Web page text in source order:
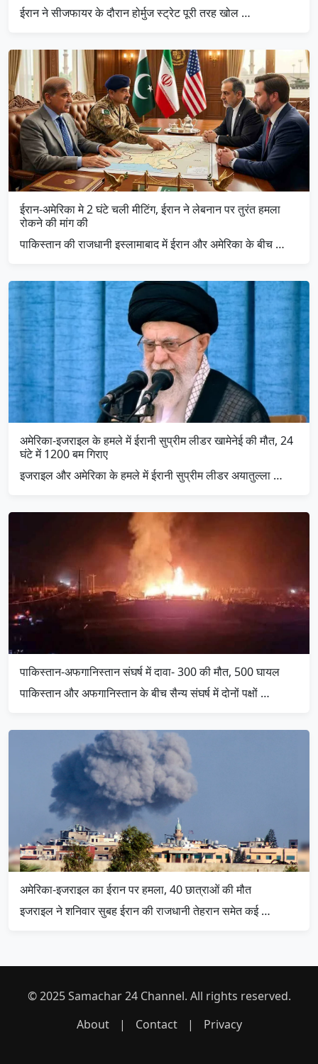
ईरान ने सीजफायर के दौरान होर्मुज स्ट्रेट पूरी तरह खोल …
ईरान-अमेरिका मे 2 घंटे चली मीटिंग, ईरान ने लेबनान पर तुरंत हमला
रोकने की मांग की
पाकिस्तान की राजधानी इस्लामाबाद में ईरान और अमेरिका के बीच …
अमेरिका-इजराइल के हमले में ईरानी सुप्रीम लीडर खामेनेई की मौत, 24
घंटे में 1200 बम गिराए
इजराइल और अमेरिका के हमले में ईरानी सुप्रीम लीडर अयातुल्ला …
पाकिस्तान-अफगानिस्तान संघर्ष में दावा- 300 की मौत, 500 घायल
पाकिस्तान और अफगानिस्तान के बीच सैन्य संघर्ष में दोनों पक्षों …
अमेरिका-इजराइल का ईरान पर हमला, 40 छात्राओं की मौत
इजराइल ने शनिवार सुबह ईरान की राजधानी तेहरान समेत कई …
© 2025 Samachar 24 Channel. All rights reserved.
About
| Contact | Privacy